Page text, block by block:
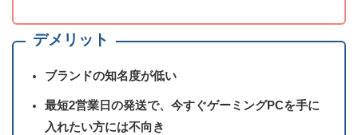
デメリット
ブランドの知名度が低い
最短2営業日の発送で、今すぐゲーミングPCを手に
入れたい方には不向き